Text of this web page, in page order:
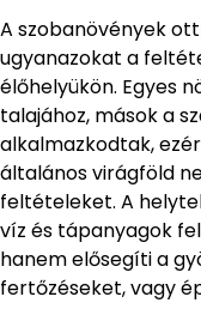
A szobanövények
ugyanazokat a
élőhelyükön. Egyes
talajához, mások a
alkalmazkodtak,
általános virágföld
feltételeket. A
víz és tápanyagok
hanem elősegíti a
fertőzéseket, vagy